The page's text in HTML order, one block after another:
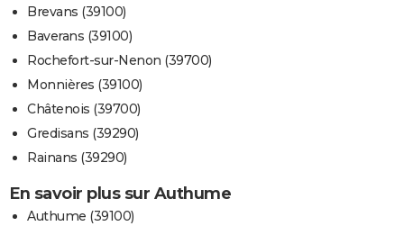
Brevans (39100)
Baverans (39100)
Rochefort-sur-Nenon (39700)
Monnières (39100)
Châtenois (39700)
Gredisans (39290)
Rainans (39290)
En savoir plus sur Authume
Authume (39100)